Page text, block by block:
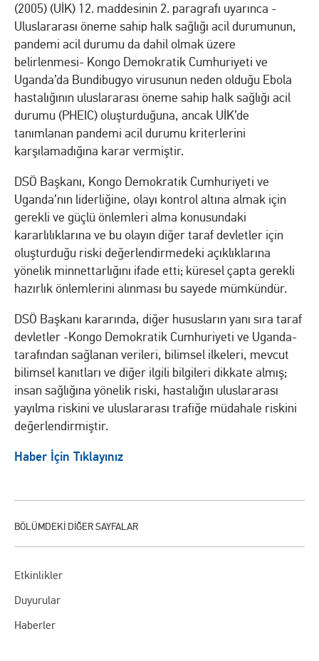
Etkinlikler
Duyurular
Haberler
(2005) (UİK) 12. maddesinin 2. paragrafı uyarınca -
Uluslararası öneme sahip halk sağlığı acil durumunun,
pandemi acil durumu da dahil olmak üzere
belirlenmesi- Kongo Demokratik Cumhuriyeti ve
Uganda’da Bundibugyo virusunun neden olduğu Ebola
hastalığının uluslararası öneme sahip halk sağlığı acil
durumu (PHEIC) oluşturduğuna, ancak UİK’de
tanımlanan pandemi acil durumu kriterlerini
karşılamadığına karar vermiştir.
DSÖ Başkanı, Kongo Demokratik Cumhuriyeti ve
Uganda’nın liderliğine, olayı kontrol altına almak için
gerekli ve güçlü önlemleri alma konusundaki
kararlılıklarına ve bu olayın diğer taraf devletler için
oluşturduğu riski değerlendirmedeki açıklıklarına
yönelik minnettarlığını ifade etti; küresel çapta gerekli
hazırlık önlemlerini alınması bu sayede mümkündür.
DSÖ Başkanı kararında, diğer hususların yanı sıra taraf
devletler -Kongo Demokratik Cumhuriyeti ve Uganda-
tarafından sağlanan verileri, bilimsel ilkeleri, mevcut
bilimsel kanıtları ve diğer ilgili bilgileri dikkate almış;
insan sağlığına yönelik riski, hastalığın uluslararası
yayılma riskini ve uluslararası trafiğe müdahale riskini
değerlendirmiştir.
Haber İçin Tıklayınız